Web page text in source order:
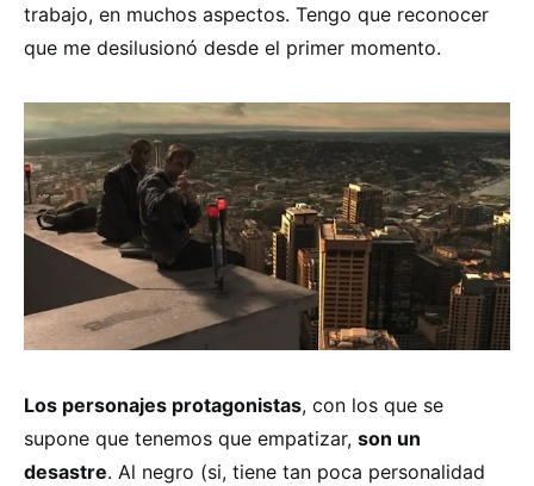
trabajo, en muchos aspectos. Tengo que reconocer
que me desilusionó desde el primer momento.
Los personajes protagonistas, con los que se
supone que tenemos que empatizar, son un
desastre. Al negro (si, tiene tan poca personalidad